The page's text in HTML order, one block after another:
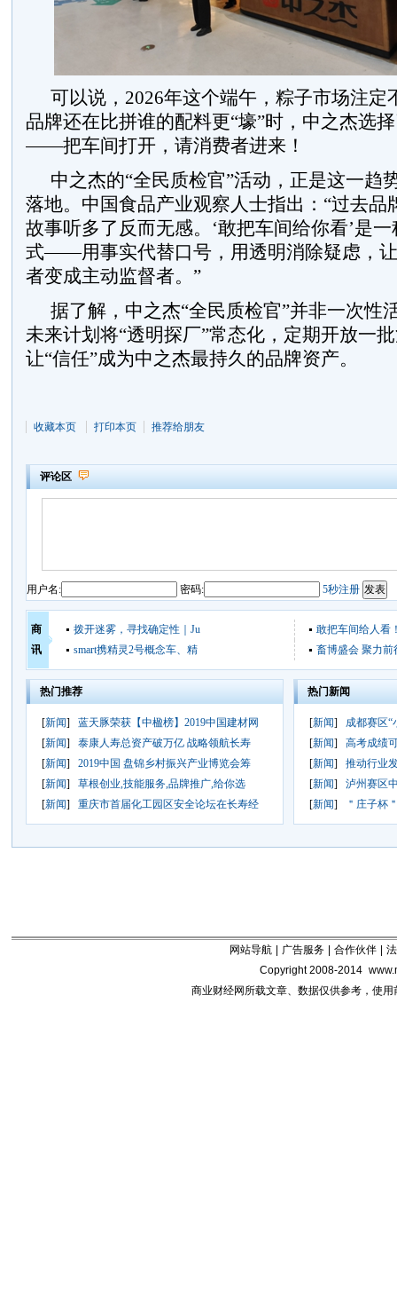
可以说，2026年这个端午，粽子市场注定
品牌还在比拼谁的配料更“壕”时，中之杰选
——把车间打开，请消费者进来！
中之杰的“全民质检官”活动，正是这一趋
落地。中国食品产业观察人士指出：“过去品
故事听多了反而无感。‘敢把车间给你看’是
式——用事实代替口号，用透明消除疑虑，
者变成主动监督者。”
据了解，中之杰“全民质检官”并非一次性
未来计划将“透明探厂”常态化，定期开放一
让“信任”成为中之杰最持久的品牌资产。
收藏本页 打印本页 推荐给朋友
评论区
用户名: 密码: 5秒注册
商
讯
拨开迷雾，寻找确定性｜Ju
敢把车间给人看
smart携精灵2号概念车、精
畜博盛会 聚力前
热门推荐
[新闻]
蓝天豚荣获【中楹榜】2019中国建材网
[新闻]
泰康人寿总资产破万亿 战略领航长寿
[新闻]
2019中国 盘锦乡村振兴产业博览会筹
[新闻]
草根创业,技能服务,品牌推广,给你选
[新闻] 重庆市首届化工园区安全论坛在长寿经
热门新闻
[新闻]
成都赛区“
[新闻]
高考成绩
[新闻]
推动行业
[新闻]
泸州赛区
[新闻] ＂庄子杯
网站导航 广告服务 合作伙伴
Copyright 2008-2014
商业财经网所载文章、数据仅供参考，使